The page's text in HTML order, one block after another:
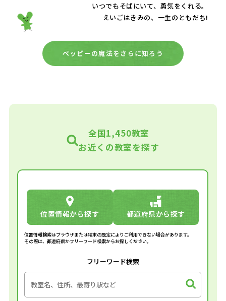
いつでもそばにいて、 勇気をくれる。
えいごはきみの、一生のともだち!
ペッピーの魔法をさらに知ろう
全国1,450教室
お近くの教室を探す
位置情報から探す 都道府県から探す
位置情報検索はブラウザまたは端末の設定によりご利用できない場合があります。
その際は、都道府県かフリーワード検索からお探しください。
フリーワード検索